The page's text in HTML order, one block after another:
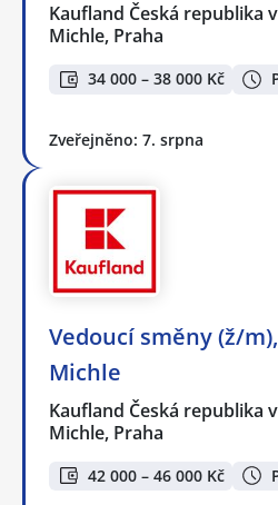
Kaufland Česká republika
Michle, Praha
34 000 – 38 000 Kč
Zveřejněno: 7. srpna
Vedoucí směny (ž/
Michle
Kaufland Česká republika
Michle, Praha
42 000 – 46 000 Kč